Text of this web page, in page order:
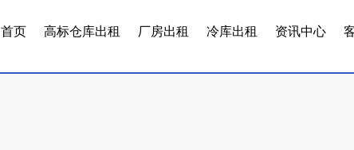
首页 高标仓库出租 厂房出租 冷库出租 资讯中心